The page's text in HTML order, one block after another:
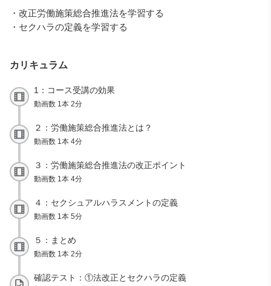
・改正労働施策総合推進法を学習する
・セクハラの定義を学習する
カリキュラム
1：コース受講の効果
動画数 1本 2分
２：労働施策総合推進法とは？
動画数 1本 4分
３：労働施策総合推進法の改正ポイント
動画数 1本 4分
４：セクシュアルハラスメントの定義
動画数 1本 5分
５：まとめ
動画数 1本 2分
確認テスト：①法改正とセクハラの定義